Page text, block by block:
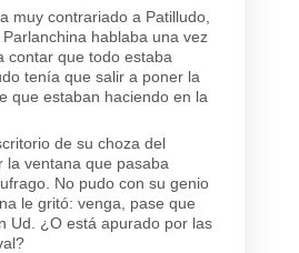
muy contrariado a Patilludo,
hablaba una vez
contar que todo estaba
tenía que salir a poner la
que estaban haciendo en la
de su choza del
la ventana que pasaba
No pudo con su genio
le gritó: venga, pase que
Ud. ¿O está apurado por las